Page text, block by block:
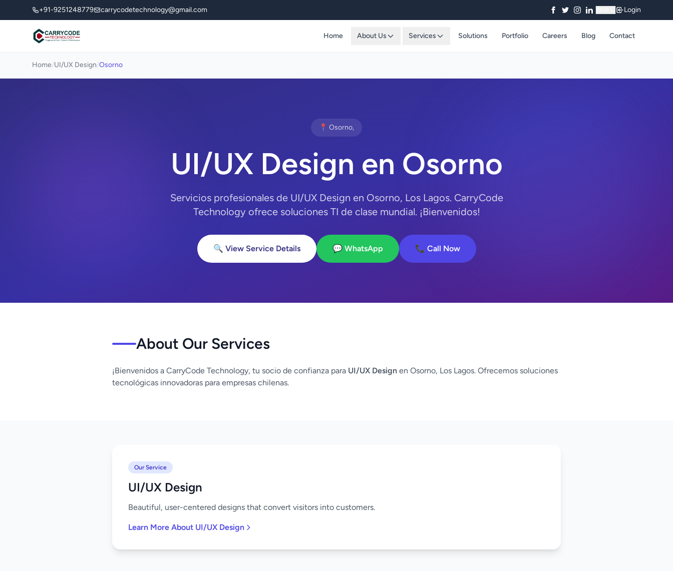
+91-9251248779 carrycodetechnology@gmail.com Login
Home About Us Services Solutions Portfolio Careers Blog Contact
Home/UI/UX Design/Osorno
📍 Osorno,
UI/UX Design en Osorno
Servicios profesionales de UI/UX Design en Osorno, Los Lagos. CarryCode
Technology ofrece soluciones TI de clase mundial. ¡Bienvenidos!
🔍 View Service Details 💬 WhatsApp 📞 Call Now
About Our Services
¡Bienvenidos a CarryCode Technology, tu socio de confianza para UI/UX Design en Osorno, Los Lagos. Ofrecemos soluciones
tecnológicas innovadoras para empresas chilenas.
Our Service
UI/UX Design
Beautiful, user-centered designs that convert visitors into customers.
Learn More About UI/UX Design